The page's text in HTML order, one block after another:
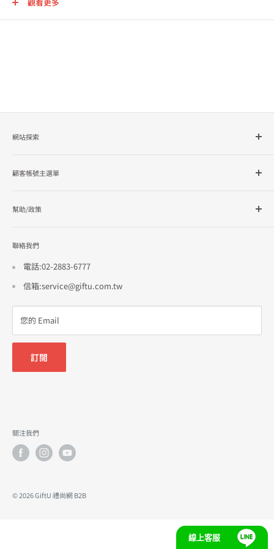
網站探索
品牌總覽
顧客帳號主選單
訂單查詢
幫助/政策
使用條款
招商合作
聯絡我們
電話:02-2883-6777
信箱:service@giftu.com.tw
您的 Email
訂閱
關注我們
© 2026 GiftU 禮尚網 B2B
線上客服